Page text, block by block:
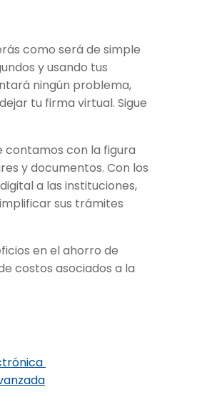
como será de simple
y usando tus
ningún problema,
tu firma virtual. Sigue
contamos con la figura
y documentos. Con los
a las instituciones,
sus trámites
en el ahorro de
costos asociados a la